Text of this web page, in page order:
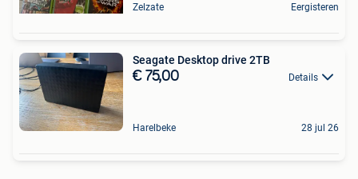
Zelzate Eergisteren
Seagate Desktop drive 2TB
€ 75,00 Details
Harelbeke 28 jul 26